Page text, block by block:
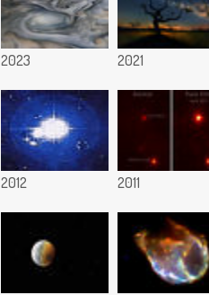
2023 2021
2012 2011